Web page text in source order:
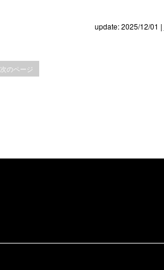
update: 2025/12/01 |
次のページ